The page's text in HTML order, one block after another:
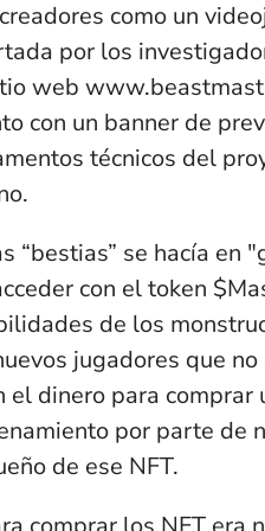
como un
por los
web
con un banner de
técnicos del
se hacía en
con el token
de los
jugadores que
dinero para comprar
por parte de
de ese NFT.